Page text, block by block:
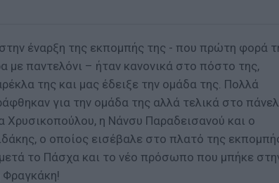
έναρξη της εκπομπής της - που πρώτη φορά
με παντελόνι – ήταν κανονικά στο πόστο της,
της και μας έδειξε την ομάδα της. Πολλά
για την ομάδα της αλλά τελικά στο
Χρυσικοπούλου, η Νάνσυ Παραδεισανού και ο
ο οποίος εισέβαλε στο πλατό της
το Πάσχα και το νέο πρόσωπο που μπήκε
Φραγκάκη!